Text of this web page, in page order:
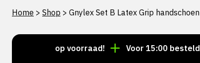
Home > Shop > Gnylex Set B Latex Grip handschoen
altijd op voorraad! Voor 15:00 besteld =